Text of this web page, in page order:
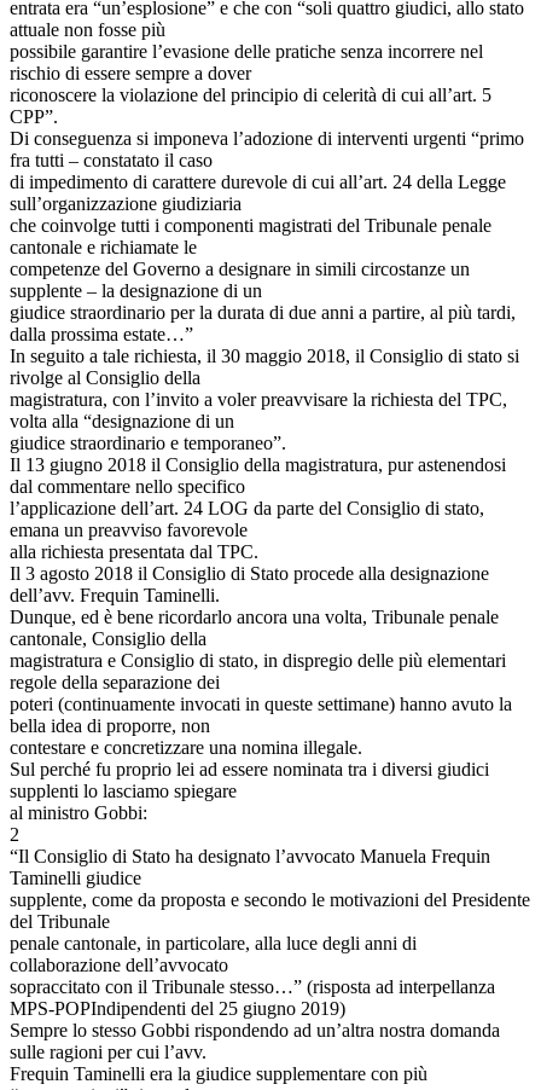
entrata era “un’esplosione” e che con “soli quattro giudici, allo stato
attuale non fosse più
possibile garantire l’evasione delle pratiche senza incorrere nel
rischio di essere sempre a dover
riconoscere la violazione del principio di celerità di cui all’art. 5
CPP”.
Di conseguenza si imponeva l’adozione di interventi urgenti “primo
fra tutti – constatato il caso
di impedimento di carattere durevole di cui all’art. 24 della Legge
sull’organizzazione giudiziaria
che coinvolge tutti i componenti magistrati del Tribunale penale
cantonale e richiamate le
competenze del Governo a designare in simili circostanze un
supplente – la designazione di un
giudice straordinario per la durata di due anni a partire, al più tardi,
dalla prossima estate…”
In seguito a tale richiesta, il 30 maggio 2018, il Consiglio di stato si
rivolge al Consiglio della
magistratura, con l’invito a voler preavvisare la richiesta del TPC,
volta alla “designazione di un
giudice straordinario e temporaneo”.
Il 13 giugno 2018 il Consiglio della magistratura, pur astenendosi
dal commentare nello specifico
l’applicazione dell’art. 24 LOG da parte del Consiglio di stato,
emana un preavviso favorevole
alla richiesta presentata dal TPC.
Il 3 agosto 2018 il Consiglio di Stato procede alla designazione
dell’avv. Frequin Taminelli.
Dunque, ed è bene ricordarlo ancora una volta, Tribunale penale
cantonale, Consiglio della
magistratura e Consiglio di stato, in dispregio delle più elementari
regole della separazione dei
poteri (continuamente invocati in queste settimane) hanno avuto la
bella idea di proporre, non
contestare e concretizzare una nomina illegale.
Sul perché fu proprio lei ad essere nominata tra i diversi giudici
supplenti lo lasciamo spiegare
al ministro Gobbi:
2
“Il Consiglio di Stato ha designato l’avvocato Manuela Frequin
Taminelli giudice
supplente, come da proposta e secondo le motivazioni del Presidente
del Tribunale
penale cantonale, in particolare, alla luce degli anni di
collaborazione dell’avvocato
sopraccitato con il Tribunale stesso…” (risposta ad interpellanza
MPS-POPIndipendenti del 25 giugno 2019)
Sempre lo stesso Gobbi rispondendo ad un’altra nostra domanda
sulle ragioni per cui l’avv.
Frequin Taminelli era la giudice supplementare con più